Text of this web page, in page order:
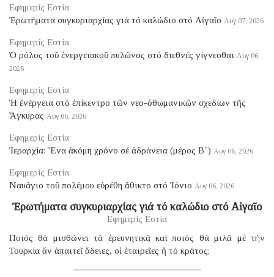
Εφημερίς Εστία
Ἐρωτήματα συγκυριαρχίας γιά τό καλώδιο στό Αἰγαῖο Αυγ 07, 2026
Εφημερίς Εστία
Ὁ ρόλος τοῦ ἐνεργειακοῦ πυλῶνος στό διεθνές γίγνεσθαι Αυγ 06,
2026
Εφημερίς Εστία
Ἡ ἐνέργεια στό ἐπίκεντρο τῶν νεο-ὀθωμανικῶν σχεδίων τῆς
Ἄγκυρας Αυγ 06, 2026
Εφημερίς Εστία
Ἱεραρχία: Ἕνα ἀκόμη χρόνο σέ ἀδράνεια (μέρος B΄) Αυγ 06, 2026
Εφημερίς Εστία
Ναυάγιο τοῦ πολέμου εὑρέθη ἄθικτο στό Ἰόνιο Αυγ 06, 2026
Ἐρωτήματα συγκυριαρχίας γιά τό καλώδιο στό Αἰγαῖο
Εφημερίς Εστία
Ποιός θά μισθώνει τά ἐρευνητικά καί ποιός θά μιλᾶ μέ τήν
Τουρκία ἄν ἀπαιτεῖ ἄδειες, οἱ ἑταιρεῖες ἤ τό κράτος;